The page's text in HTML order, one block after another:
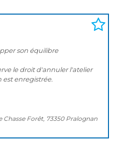
son équilibre
le droit d'annuler l'atelier
est enregistrée.
Forêt, 73350 Pralognan